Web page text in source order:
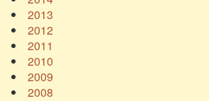
2013
2012
2011
2010
2009
2008